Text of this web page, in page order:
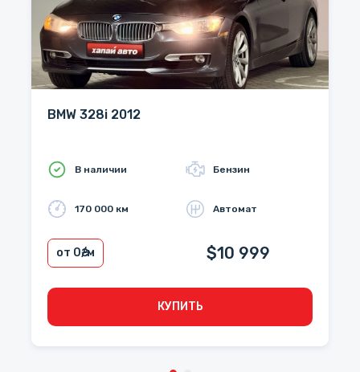
BMW 328i 2012
В наличии Бензин
170 000 км Автомат
от 0₴/м $10 999
КУПИТЬ